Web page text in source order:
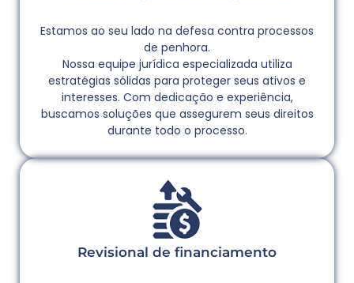
Estamos ao seu lado na defesa contra processos
de penhora.
Nossa equipe jurídica especializada utiliza
estratégias sólidas para proteger seus ativos e
interesses. Com dedicação e experiência,
buscamos soluções que assegurem seus direitos
durante todo o processo.
Revisional de financiamento